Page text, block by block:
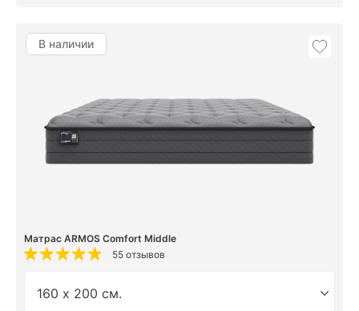
В наличии
Матрас ARMOS Comfort Middle
55 отзывов